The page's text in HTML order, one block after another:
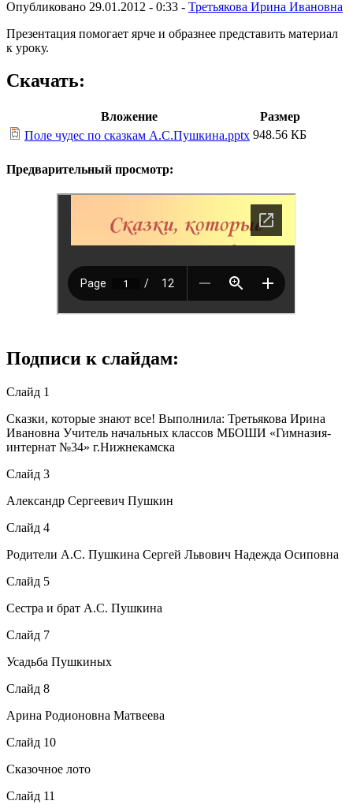
Опубликовано 29.01.2012 - 0:33 - Третьякова Ирина Ивановна
Презентация помогает ярче и образнее представить материал
к уроку.
Скачать:
Вложение
Размер
Поле чудес по сказкам А.С.Пушкина.pptx 948.56 КБ
Предварительный просмотр:
Подписи к слайдам:
Слайд 1
Сказки, которые знают все! Выполнила: Третьякова Ирина
Ивановна Учитель начальных классов МБОШИ «Гимназия-
интернат №34» г.Нижнекамска
Слайд 3
Александр Сергеевич Пушкин
Слайд 4
Родители А.С. Пушкина Сергей Львович Надежда Осиповна
Слайд 5
Сестра и брат А.С. Пушкина
Слайд 7
Усадьба Пушкиных
Слайд 8
Арина Родионовна Матвеева
Слайд 10
Сказочное лото
Слайд 11